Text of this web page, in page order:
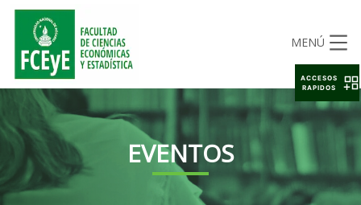
MENÚ
EVENTOS
ACCESOS
RAPIDOS